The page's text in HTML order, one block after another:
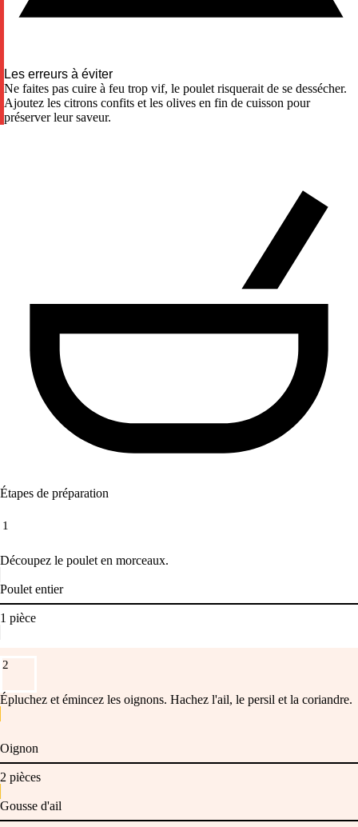
Les erreurs à éviter
Ne faites pas cuire à feu trop vif, le poulet risquerait de se dessécher.
Ajoutez les citrons confits et les olives en fin de cuisson pour
préserver leur saveur.
Étapes de préparation
1
Découpez le poulet en morceaux.
Poulet entier
1 pièce
2
Épluchez et émincez les oignons. Hachez l'ail, le persil et la coriandre.
Oignon
2 pièces
Gousse d'ail